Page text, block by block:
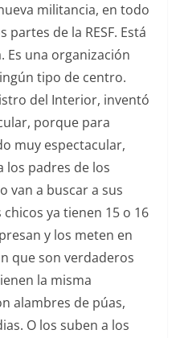
militancia, en todo
de la RESF. Está
Es una organización
tipo de centro.
del Interior, inventó
porque para
muy espectacular,
los padres de los
van a buscar a sus
chicos ya tienen 15 o 16
y los meten en
que son verdaderos
la misma
alambres de púas,
O los suben a los